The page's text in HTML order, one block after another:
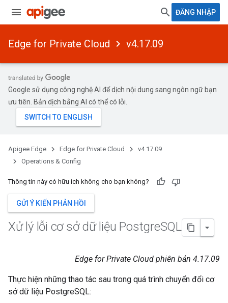
ĐĂNG NHẬP
Edge for Private Cloud v4.17.09
Google sử dụng công nghệ AI để dịch nội dung sang ngôn ngữ bạn
ưu tiên. Bản dịch bằng AI có thể có lỗi.
Apigee Edge Edge for Private Cloud
v4.17.09
Operations & Config
Thông tin này có hữu ích không cho bạn không?
GỬI Ý KIẾN PHẢN HỒI
Xử lý lỗi cơ sở dữ liệu PostgreSQL
Edge for Private Cloud phiên bản 4.17.09
Thực hiện những thao tác sau trong quá trình chuyển đổi cơ
sở dữ liệu PostgreSQL: